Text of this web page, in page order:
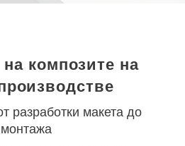
композите на
разработки макета до
монтажа